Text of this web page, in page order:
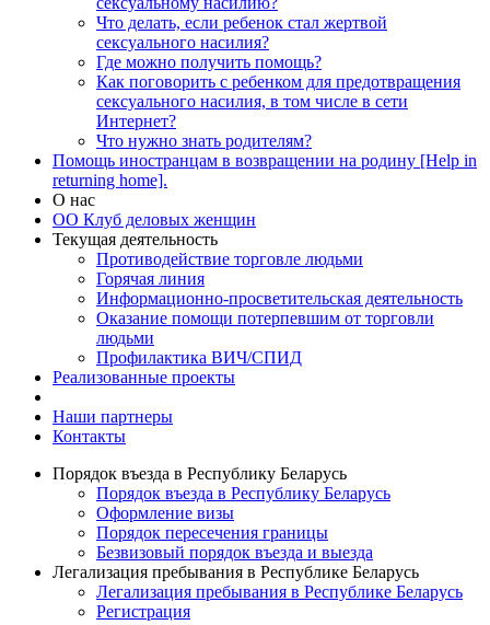
Что делать, если ребенок стал жертвой
сексуального насилия?
Где можно получить помощь?
Как поговорить с ребенком для предотвращения
сексуального насилия, в том числе в сети
Интернет?
Что нужно знать родителям?
Помощь иностранцам в возвращении на родину [Help in
returning home].
О нас
ОО Клуб деловых женщин
Текущая деятельность
Противодействие торговле людьми
Горячая линия
Информационно-просветительская деятельность
Оказание помощи потерпевшим от торговли
людьми
Профилактика ВИЧ/СПИД
Реализованные проекты
Наши партнеры
Контакты
Порядок въезда в Республику Беларусь
Порядок въезда в Республику Беларусь
Оформление визы
Порядок пересечения границы
Безвизовый порядок въезда и выезда
Легализация пребывания в Республике Беларусь
Легализация пребывания в Республике Беларусь
Регистрация